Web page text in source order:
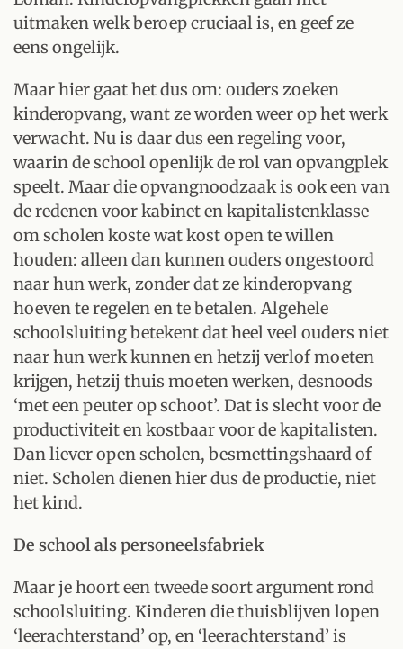
uitmaken welk beroep cruciaal is, en geef ze
eens ongelijk.
Maar hier gaat het dus om: ouders zoeken
kinderopvang, want ze worden weer op het werk
verwacht. Nu is daar dus een regeling voor,
waarin de school openlijk de rol van opvangplek
speelt. Maar die opvangnoodzaak is ook een van
de redenen voor kabinet en kapitalistenklasse
om scholen koste wat kost open te willen
houden: alleen dan kunnen ouders ongestoord
naar hun werk, zonder dat ze kinderopvang
hoeven te regelen en te betalen. Algehele
schoolsluiting betekent dat heel veel ouders niet
naar hun werk kunnen en hetzij verlof moeten
krijgen, hetzij thuis moeten werken, desnoods
‘met een peuter op schoot’. Dat is slecht voor de
productiviteit en kostbaar voor de kapitalisten.
Dan liever open scholen, besmettingshaard of
niet. Scholen dienen hier dus de productie, niet
het kind.
De school als personeelsfabriek
Maar je hoort een tweede soort argument rond
schoolsluiting. Kinderen die thuisblijven lopen
‘leerachterstand’ op, en ‘leerachterstand’ is